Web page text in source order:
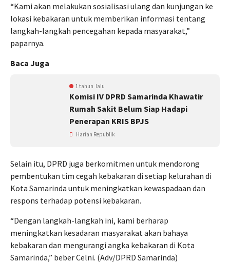
“Kami akan melakukan sosialisasi ulang dan kunjungan ke
lokasi kebakaran untuk memberikan informasi tentang
langkah-langkah pencegahan kepada masyarakat,”
paparnya.
Baca Juga
1 tahun lalu
Komisi IV DPRD Samarinda Khawatir
Rumah Sakit Belum Siap Hadapi
Penerapan KRIS BPJS
Harian Republik
Selain itu, DPRD juga berkomitmen untuk mendorong
pembentukan tim cegah kebakaran di setiap kelurahan di
Kota Samarinda untuk meningkatkan kewaspadaan dan
respons terhadap potensi kebakaran.
“Dengan langkah-langkah ini, kami berharap
meningkatkan kesadaran masyarakat akan bahaya
kebakaran dan mengurangi angka kebakaran di Kota
Samarinda,” beber Celni. (Adv/DPRD Samarinda)